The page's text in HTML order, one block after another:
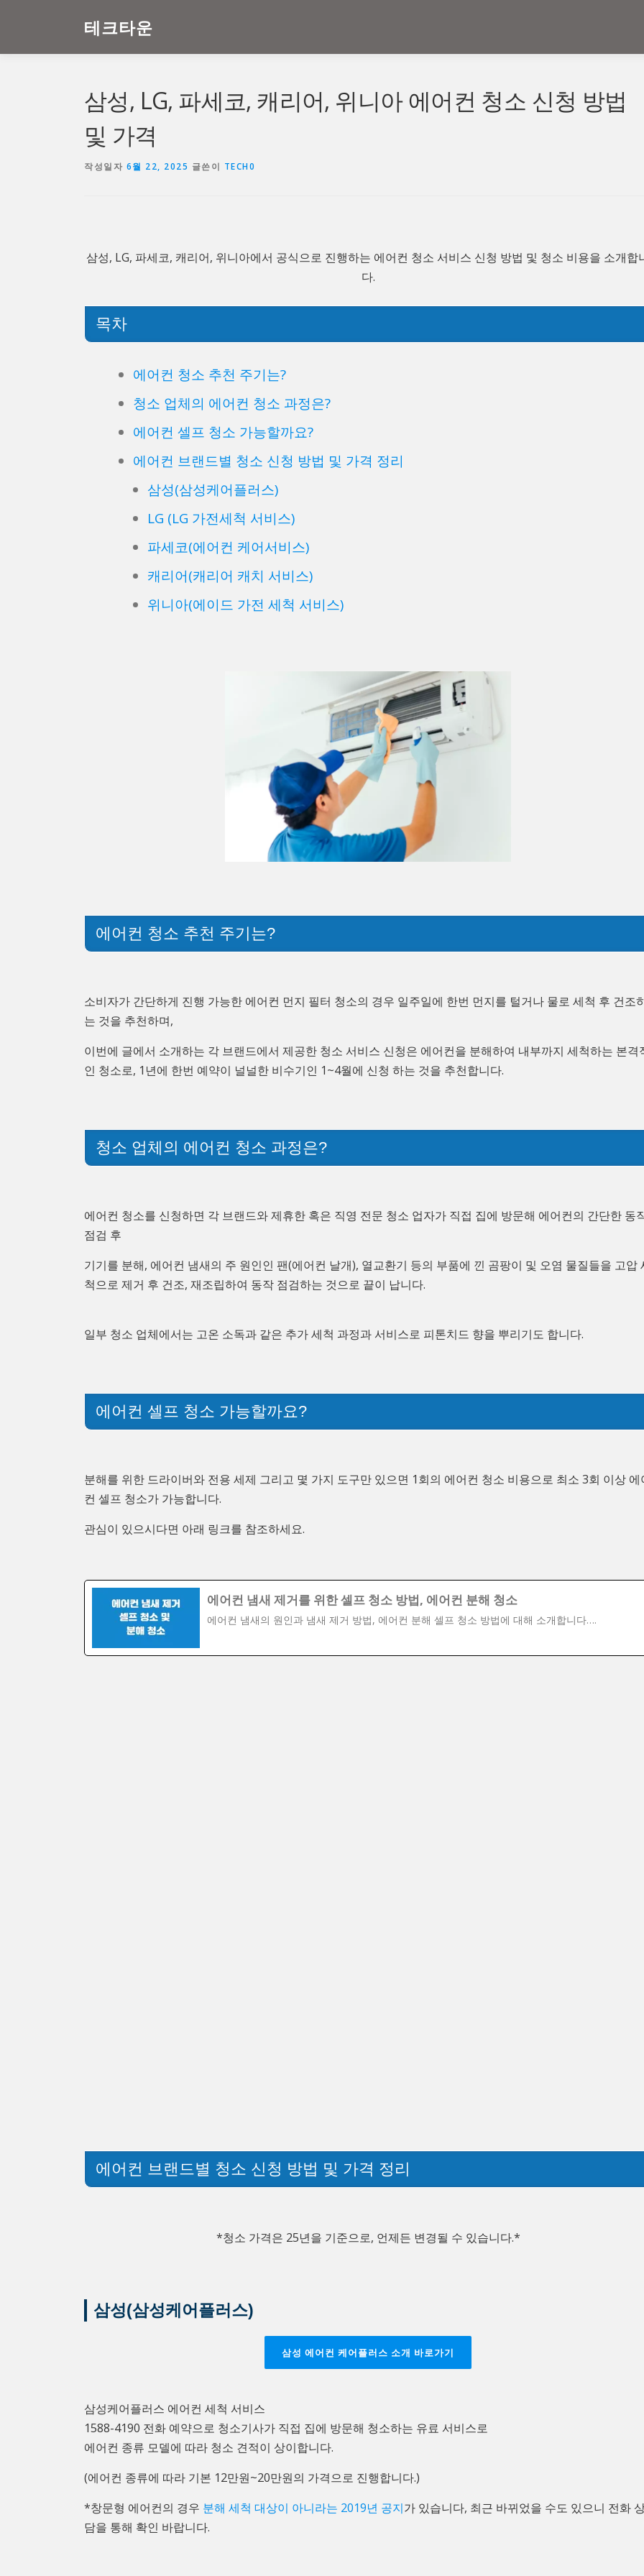
로
테크타운
삼성, LG, 파세코, 캐리어, 위니아 에어컨 청소 신청 방법
및 가격
작성일자 6월 22, 2025 글쓴이 TECH0
삼성, LG, 파세코, 캐리어, 위니아에서 공식으로 진행하는 에어컨 청소 서비스 신청 방법 및 청소 비용을 소개합
다.
목차
에어컨 청소 추천 주기는?
청소 업체의 에어컨 청소 과정은?
에어컨 셀프 청소 가능할까요?
에어컨 브랜드별 청소 신청 방법 및 가격 정리
삼성(삼성케어플러스)
LG (LG 가전세척 서비스)
파세코(에어컨 케어서비스)
캐리어(캐리어 캐치 서비스)
위니아(에이드 가전 세척 서비스)
에어컨 청소 추천 주기는?
소비자가 간단하게 진행 가능한 에어컨 먼지 필터 청소의 경우 일주일에 한번 먼지를 털거나 물로 세척 후 건조
는 것을 추천하며,
이번에 글에서 소개하는 각 브랜드에서 제공한 청소 서비스 신청은 에어컨을 분해하여 내부까지 세척하는 본격
인 청소로, 1년에 한번 예약이 널널한 비수기인 1~4월에 신청 하는 것을 추천합니다.
청소 업체의 에어컨 청소 과정은?
에어컨 청소를 신청하면 각 브랜드와 제휴한 혹은 직영 전문 청소 업자가 직접 집에 방문해 에어컨의 간단한 동
점검 후
기기를 분해, 에어컨 냄새의 주 원인인 팬(에어컨 날개), 열교환기 등의 부품에 낀 곰팡이 및 오염 물질들을 고압
척으로 제거 후 건조, 재조립하여 동작 점검하는 것으로 끝이 납니다.
일부 청소 업체에서는 고온 소독과 같은 추가 세척 과정과 서비스로 피톤치드 향을 뿌리기도 합니다.
에어컨 셀프 청소 가능할까요?
분해를 위한 드라이버와 전용 세제 그리고 몇 가지 도구만 있으면 1회의 에어컨 청소 비용으로 최소 3회 이상 에
컨 셀프 청소가 가능합니다.
관심이 있으시다면 아래 링크를 참조하세요.
에어컨 냄새 제거를 위한 셀프 청소 방법, 에어컨 분해 청소
에어컨 냄새의 원인과 냄새 제거 방법, 에어컨 분해 셀프 청소 방법에 대해 소개합니다….
에어컨 브랜드별 청소 신청 방법 및 가격 정리
*청소 가격은 25년을 기준으로, 언제든 변경될 수 있습니다.*
삼성(삼성케어플러스)
삼성 에어컨 케어플러스 소개 바로가기
삼성케어플러스 에어컨 세척 서비스
1588-4190 전화 예약으로 청소기사가 직접 집에 방문해 청소하는 유료 서비스로
에어컨 종류 모델에 따라 청소 견적이 상이합니다.
(에어컨 종류에 따라 기본 12만원~20만원의 가격으로 진행합니다.)
*창문형 에어컨의 경우 분해 세척 대상이 아니라는 2019년 공지가 있습니다, 최근 바뀌었을 수도 있으니 전화
담을 통해 확인 바랍니다.